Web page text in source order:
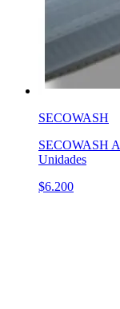
SECOWASH
SECOWASH
Unidades
$6.200